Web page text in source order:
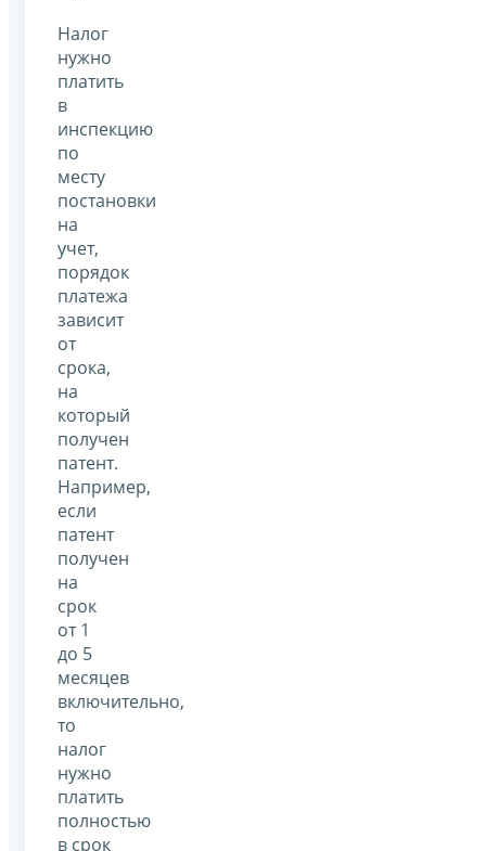
Налог
нужно
платить
в
инспекцию
по
месту
постановки
на
учет,
порядок
платежа
зависит
от
срока,
на
который
получен
патент.
Например,
если
патент
получен
на
срок
от 1
до 5
месяцев
включительно,
то
налог
нужно
платить
полностью
в срок